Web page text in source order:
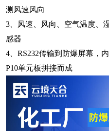
测风速风向
3、风速、风向、空气温度、
感器
4、RS232传输到防爆屏幕，
P10单元板拼接而成